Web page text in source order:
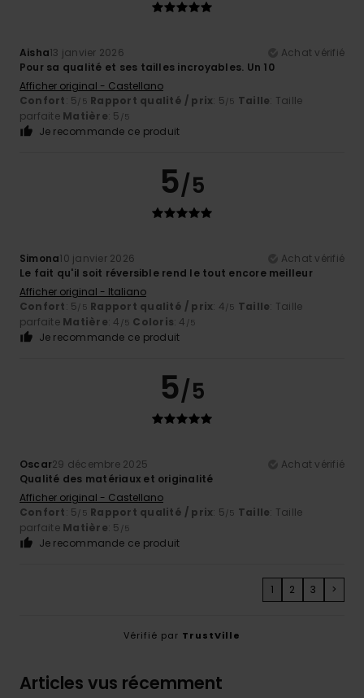
Aisha13 janvier 2026
Achat vérifié
Pour sa qualité et ses tailles incroyables. Un 10
Afficher original - Castellano
Confort: 5/5 Rapport qualité / prix: 5/5 Taille: Taille
parfaite Matière: 5 /5
Je recommande ce produit
5/5
Simona10 janvier 2026
Achat vérifié
Le fait qu'il soit réversible rend le tout encore meilleur
Afficher original - Italiano
Confort: 5/5 Rapport qualité / prix: 4/5 Taille: Taille
parfaite Matière: 4 /5 Coloris: 4 /5
Je recommande ce produit
5/5
Oscar29 décembre 2025
Achat vérifié
Qualité des matériaux et originalité
Afficher original - Castellano
Confort: 5/5 Rapport qualité / prix: 5/5 Taille: Taille
parfaite Matière: 5 /5
Je recommande ce produit
1 2 3 >
Vérifié par TrustVille
Articles vus récemment